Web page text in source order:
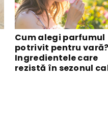
Cum alegi parfumul
potrivit pentru vară?
Ingredientele care
rezistă în sezonul